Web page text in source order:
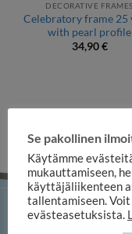
DECORATIVE FRAMES
Celebratory frame 25
with pearl profile
34,90€
Se pakollinen
Käytämme
mukauttamiseen,
käyttäjäliikenteen
tallentamiseen.
evästeasetuksista.